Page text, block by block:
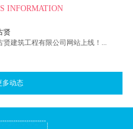
INFORMATION
贤
贤建筑工程有限公司网站上线！...
多动态